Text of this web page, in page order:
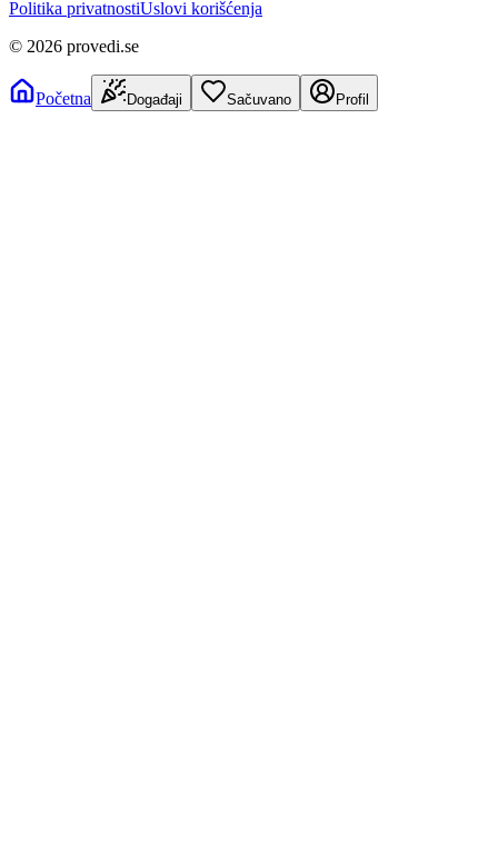
Politika privatnostiUslovi korišćenja
© 2026 provedi.se
Početna Događaji Sačuvano Profil